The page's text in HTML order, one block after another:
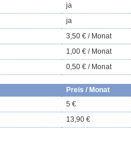
ja
ja
3,50 € / Monat
1,00 € / Monat
0,50 € / Monat
Preis / Monat
5 €
13,90 €